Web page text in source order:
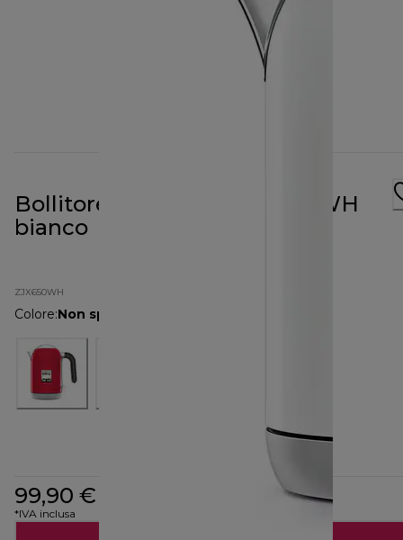
Bollitore kMix da 1 L ZJX650WH
bianco
ZJX650WH
Colore:Non specificato
99,90 €
*IVA inclusa